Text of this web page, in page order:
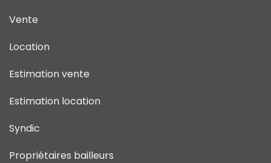
Vente
Location
Estimation vente
Estimation location
Syndic
Propriétaires bailleurs